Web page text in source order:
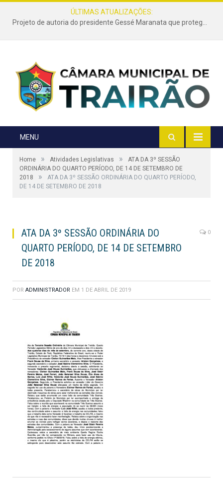
ÚLTIMAS ATUALIZAÇÕES:
Projeto de autoria do presidente Gessé Maranata que protege as estradas vicinais de Trairão é transformado em lei
MENU
Home » Atividades Legislativas »
ATA DA 3º SESSÃO
ORDINÁRIA DO QUARTO PERÍODO, DE 14 DE SETEMBRO DE
2018
»
ATA DA 3º SESSÃO ORDINÁRIA DO QUARTO PERÍODO,
DE 14 DE SETEMBRO DE 2018
ATA DA 3º SESSÃO ORDINÁRIA DO
QUARTO PERÍODO, DE 14 DE SETEMBRO
DE 2018
0
POR ADMINISTRADOR EM 1 DE ABRIL DE 2019